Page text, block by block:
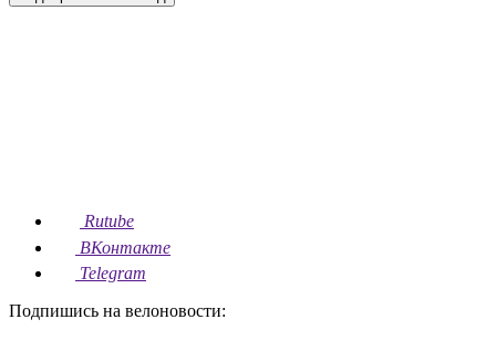
Rutube
ВКонтакте
Telegram
Подпишись на велоновости: